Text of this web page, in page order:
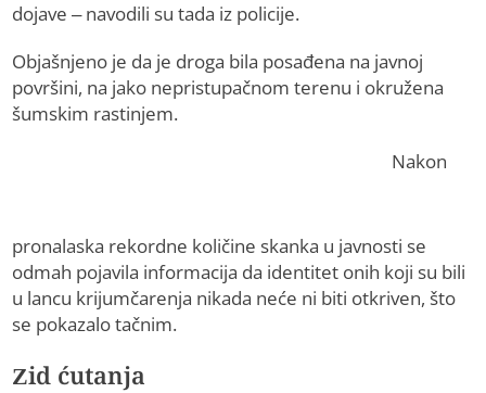
dojave – navodili su tada iz policije.
Objašnjeno je da je droga bila posađena na javnoj
površini, na jako nepristupačnom terenu i okružena
šumskim rastinjem.
Nakon
pronalaska rekordne količine skanka u javnosti se
odmah pojavila informacija da identitet onih koji su bili
u lancu krijumčarenja nikada neće ni biti otkriven, što
se pokazalo tačnim.
Zid ćutanja